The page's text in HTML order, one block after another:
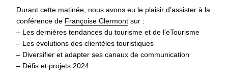
Durant cette matinée, nous avons eu le plaisir d’assister à la
conférence de Françoise Clermont sur :
– Les dernières tendances du tourisme et de l’eTourisme
– Les évolutions des clientèles touristiques
– Diversifier et adapter ses canaux de communication
– Défis et projets 2024